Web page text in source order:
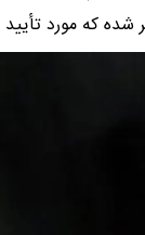
که مورد تأیید